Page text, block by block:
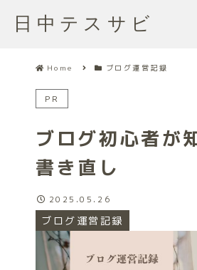
日中テスサビ
Home ブログ運営記録
PR
ブログ初心者が
書き直し
ブログ運営記録
2025.05.26